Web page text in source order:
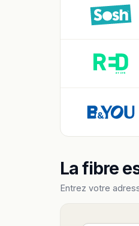
La fibre
Entrez votre